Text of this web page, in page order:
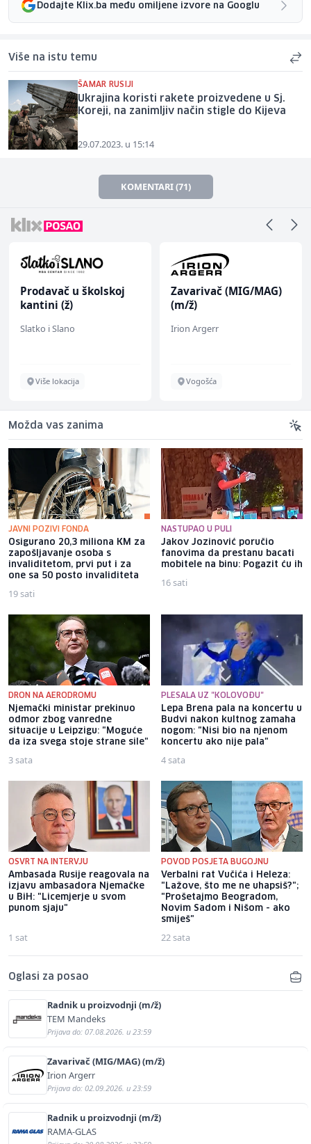
Dodajte Klix.ba među omiljene izvore na Googlu
Više na istu temu
ŠAMAR RUSIJI
Ukrajina koristi rakete proizvedene u Sj.
Koreji, na zanimljiv način stigle do Kijeva
29.07.2023. u 15:14
KOMENTARI (71)
Prodavač u školskoj
kantini (ž)
Slatko i Slano
Više lokacija
Zavarivač (MIG/MAG)
(m/ž)
Irion Argerr
Vogošća
Možda vas zanima
JAVNI POZIVI FONDA
Osigurano 20,3 miliona KM za
zapošljavanje osoba s
invaliditetom, prvi put i za
one sa 50 posto invaliditeta
19 sati
NASTUPAO U PULI
Jakov Jozinović poručio
fanovima da prestanu bacati
mobitele na binu: Pogazit ću ih
16 sati
DRON NA AERODROMU
Njemački ministar prekinuo
odmor zbog vanredne
situacije u Leipzigu: "Moguće
da iza svega stoje strane sile"
3 sata
PLESALA UZ "KOLOVOĐU"
Lepa Brena pala na koncertu u
Budvi nakon kultnog zamaha
nogom: "Nisi bio na njenom
koncertu ako nije pala"
4 sata
OSVRT NA INTERVJU
Ambasada Rusije reagovala na
izjavu ambasadora Njemačke
u BiH: "Licemjerje u svom
punom sjaju"
1 sat
POVOD POSJETA BUGOJNU
Verbalni rat Vučića i Heleza:
"Lažove, što me ne uhapsiš?";
"Prošetajmo Beogradom,
Novim Sadom i Nišom - ako
smiješ"
22 sata
Oglasi za posao
Radnik u proizvodnji (m/ž)
TEM Mandeks
Prijava do: 07.08.2026. u 23:59
Zavarivač (MIG/MAG) (m/ž)
Irion Argerr
Prijava do: 02.09.2026. u 23:59
Radnik u proizvodnji (m/ž)
RAMA-GLAS